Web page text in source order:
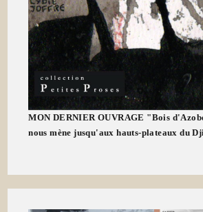
MON DERNIER OUVRAGE "Bois
nous mène jusqu'aux hauts-plateaux du